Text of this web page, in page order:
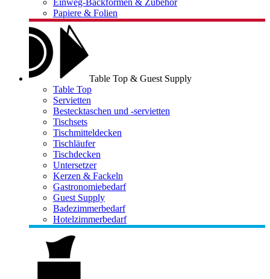
Einweg-Backformen & Zubehör
Papiere & Folien
Table Top & Guest Supply
Table Top
Servietten
Bestecktaschen und -servietten
Tischsets
Tischmitteldecken
Tischläufer
Tischdecken
Untersetzer
Kerzen & Fackeln
Gastronomiebedarf
Guest Supply
Badezimmerbedarf
Hotelzimmerbedarf